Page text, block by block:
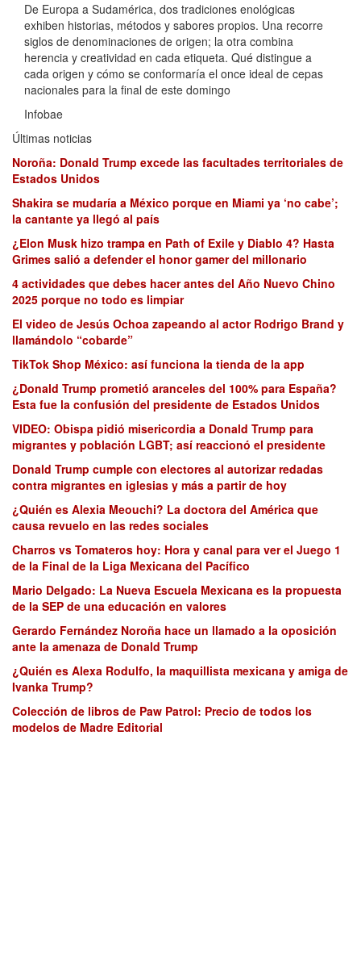
De Europa a Sudamérica, dos tradiciones enológicas
exhiben historias, métodos y sabores propios. Una recorre
siglos de denominaciones de origen; la otra combina
herencia y creatividad en cada etiqueta. Qué distingue a
cada origen y cómo se conformaría el once ideal de cepas
nacionales para la final de este domingo
Infobae
Últimas noticias
Noroña: Donald Trump excede las facultades territoriales de
Estados Unidos
Shakira se mudaría a México porque en Miami ya ‘no cabe’;
la cantante ya llegó al país
¿Elon Musk hizo trampa en Path of Exile y Diablo 4? Hasta
Grimes salió a defender el honor gamer del millonario
4 actividades que debes hacer antes del Año Nuevo Chino
2025 porque no todo es limpiar
El video de Jesús Ochoa zapeando al actor Rodrigo Brand y
llamándolo “cobarde”
TikTok Shop México: así funciona la tienda de la app
¿Donald Trump prometió aranceles del 100% para España?
Esta fue la confusión del presidente de Estados Unidos
VIDEO: Obispa pidió misericordia a Donald Trump para
migrantes y población LGBT; así reaccionó el presidente
Donald Trump cumple con electores al autorizar redadas
contra migrantes en iglesias y más a partir de hoy
¿Quién es Alexia Meouchi? La doctora del América que
causa revuelo en las redes sociales
Charros vs Tomateros hoy: Hora y canal para ver el Juego 1
de la Final de la Liga Mexicana del Pacífico
Mario Delgado: La Nueva Escuela Mexicana es la propuesta
de la SEP de una educación en valores
Gerardo Fernández Noroña hace un llamado a la oposición
ante la amenaza de Donald Trump
¿Quién es Alexa Rodulfo, la maquillista mexicana y amiga de
Ivanka Trump?
Colección de libros de Paw Patrol: Precio de todos los
modelos de Madre Editorial